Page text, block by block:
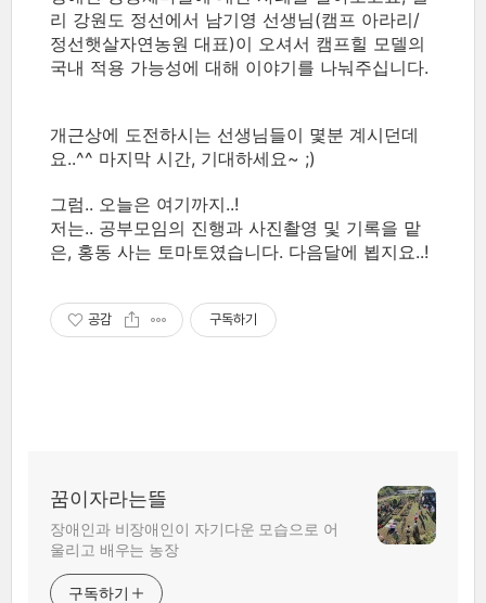
리 강원도 정선에서 남기영 선생님(캠프 아라리/
정선햇살자연농원 대표)이 오셔서 캠프힐 모델의
국내 적용 가능성에 대해 이야기를 나눠주십니다.
개근상에 도전하시는 선생님들이 몇분 계시던데
요..^^ 마지막 시간, 기대하세요~ ;)
그럼.. 오늘은 여기까지..!
저는.. 공부모임의 진행과 사진촬영 및 기록을 맡
은, 홍동 사는 토마토였습니다. 다음달에 뵙지요..!
공감 구독하기
꿈이자라는뜰
장애인과 비장애인이 자기다운 모습으로 어
울리고 배우는 농장
구독하기